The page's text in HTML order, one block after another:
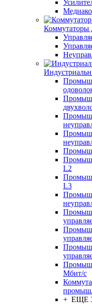
Коммутаторы
L2
L3
Мбит/с
+ ЕЩЕ